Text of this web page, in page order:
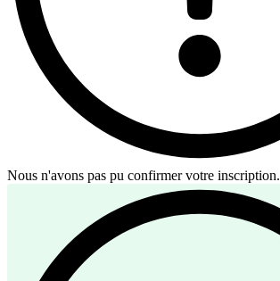
Nous n'avons pas pu confirmer votre inscription.